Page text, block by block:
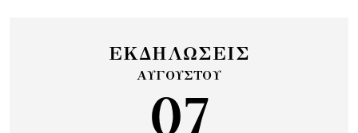
ΕΚΔΗΛΩΣΕΙΣ
ΑΥΓΟΥΣΤΟΥ
07